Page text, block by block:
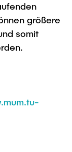
größere
somit